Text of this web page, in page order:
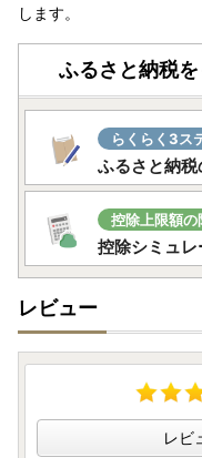
【返礼品お問い合わせ
返礼品お問い合わせ窓
ます。
休業期間中にいただい
は1月4日（月）以降順
回答まで時間がかかる
さいませ。
当町では、クロネコヤ
ます。
事前のご連絡なしに転
＜転送料金＞は、荷物
＜再送＞対応もいたし
とご連絡をお願いいた
■卵の配送につきまし
卵の配送に関しまして
します。
ふるさと納税
らくらく3ス
ふるさと納税
控除上限額
控除シミュ
レビュー
レビ